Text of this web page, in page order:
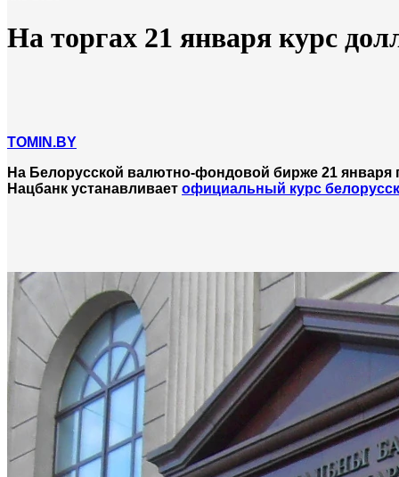
На торгах 21 января курс
TOMIN.BY
На Белорусской валютно-фондовой бирже 21
Нацбанк устанавливает официальный курс